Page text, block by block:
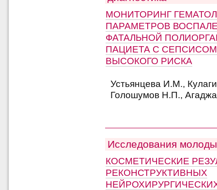
МОНИТОРИНГ
ПАРАМЕТРОВ
ФАТАЛЬНОЙ
ПАЦИЕТА С
ВЫСОКОГО РИСКА
Устьянцева И.М.,
Голошумов Н.П.,
Исследования
КОСМЕТИЧЕСКИЕ
РЕКОНСТРУКТИВНЫХ